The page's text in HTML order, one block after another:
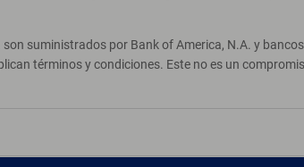
suministrados por Bank of America, N.A. y
términos y condiciones. Este no es un